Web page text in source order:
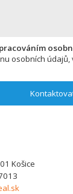
osobních
Košice